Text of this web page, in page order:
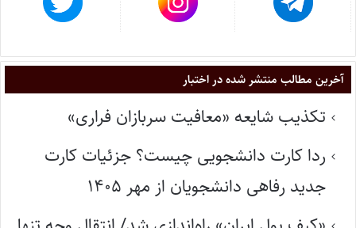
آخرین مطالب منتشر شده در اختبار
تکذیب شایعه «معافیت سربازان فراری»
ردا کارت دانشجویی چیست؟ جزئیات کارت
جدید رفاهی دانشجویان از مهر ۱۴۰۵